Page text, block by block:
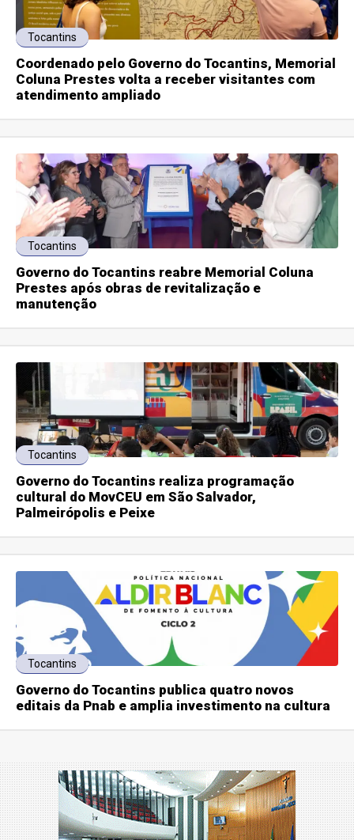
Tocantins
Coordenado pelo Governo do Tocantins, Memorial
Coluna Prestes volta a receber visitantes com
atendimento ampliado
Tocantins
Governo do Tocantins reabre Memorial Coluna
Prestes após obras de revitalização e
manutenção
Tocantins
Governo do Tocantins realiza programação
cultural do MovCEU em São Salvador,
Palmeirópolis e Peixe
Tocantins
Governo do Tocantins publica quatro novos
editais da Pnab e amplia investimento na cultura